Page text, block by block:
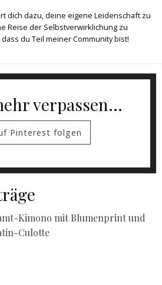
dich dazu, deine eigene Leidenschaft zu
Reise der Selbstverwirklichung zu
du Teil meiner Community bist!
verpassen...
Pinterest folgen
Kimono mit Blumenprint und
Culotte